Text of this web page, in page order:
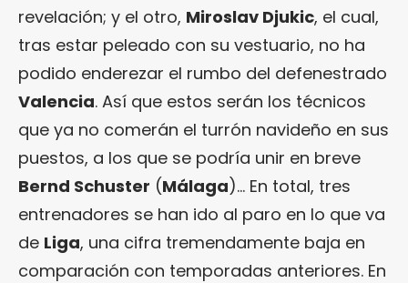
revelación; y el otro, Miroslav Djukic, el cual,
tras estar peleado con su vestuario, no ha
podido enderezar el rumbo del defenestrado
Valencia. Así que estos serán los técnicos
que ya no comerán el turrón navideño en sus
puestos, a los que se podría unir en breve
Bernd Schuster (Málaga)… En total, tres
entrenadores se han ido al paro en lo que va
de Liga, una cifra tremendamente baja en
comparación con temporadas anteriores. En